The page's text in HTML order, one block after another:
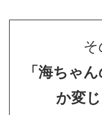
そ
「海ちゃ
か変